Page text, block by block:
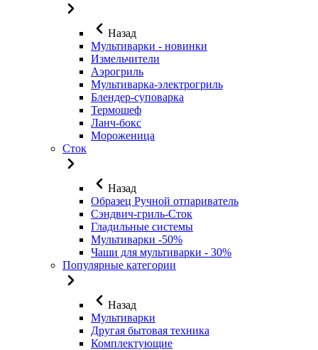
Назад
Мультиварки - новинки
Измельчители
Аэрогриль
Мультиварка-электрогриль
Блендер-суповарка
Термошеф
Ланч-бокс
Мороженица
Сток
Назад
Образец Ручной отпариватель
Сэндвич-гриль-Сток
Гладильные системы
Мультиварки -50%
Чаши для мультиварки - 30%
Популярные категории
Назад
Мультиварки
Другая бытовая техника
Комплектующие